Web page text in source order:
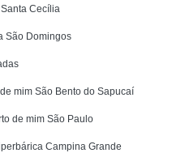
Cecília
São Domingos
mim São Bento do Sapucaí
de mim São Paulo
Campina Grande